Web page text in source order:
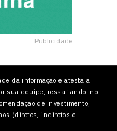
Publicidade
da informação e atesta a
sua equipe, ressaltando, no
de investimento,
(diretos, indiretos e